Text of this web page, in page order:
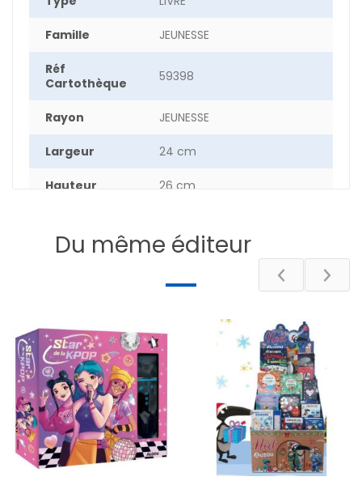
Famille JEUNESSE
Réf
Cartothèque
59398
Rayon JEUNESSE
Largeur 24 cm
Hauteur 26 cm
Poids 74 g
DESCRIPTIF
Du même éditeur